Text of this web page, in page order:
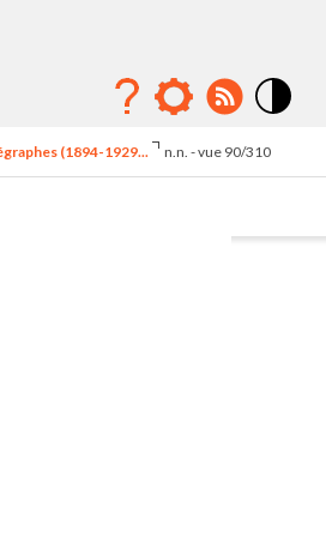
élévé
(1894-1929... n.n. - vue 90/310